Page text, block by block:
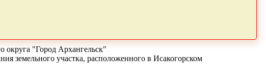
округа "Город Архангельск"
земельного участка, расположенного в Исакогорском